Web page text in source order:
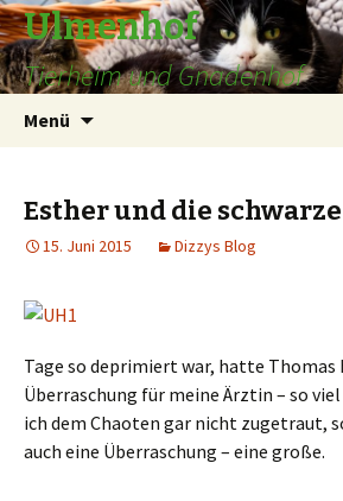
Ulmenhof
Tierheim und Gnadenhof
Menü
Esther und die schwarze
15. Juni 2015 Dizzys Blog
Tage so deprimiert war, hatte Thomas
Überraschung für meine Ärztin – so
ich dem Chaoten gar nicht zugetraut,
auch eine Überraschung – eine große.